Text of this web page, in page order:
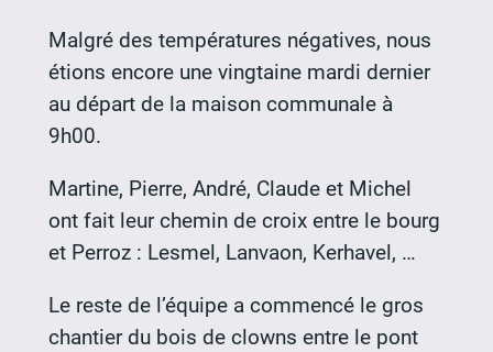
Malgré des températures négatives, nous
étions encore une vingtaine mardi dernier
au départ de la maison communale à
9h00.
Martine, Pierre, André, Claude et Michel
ont fait leur chemin de croix entre le bourg
et Perroz : Lesmel, Lanvaon, Kerhavel, …
Le reste de l’équipe a commencé le gros
chantier du bois de clowns entre le pont